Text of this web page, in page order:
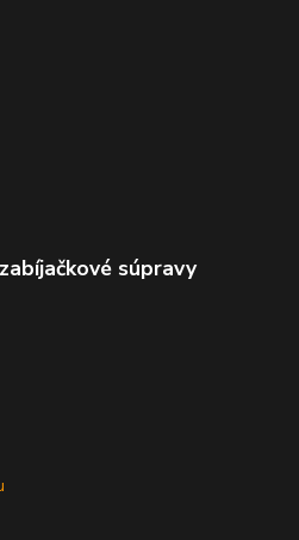
súpravy